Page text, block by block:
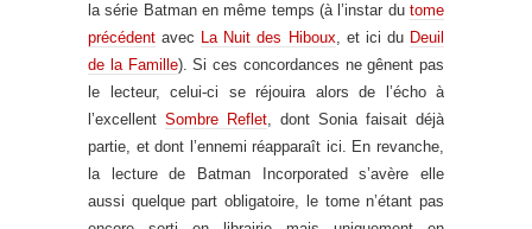
la série Batman en même temps (à l’instar du tome
précédent avec La Nuit des Hiboux, et ici du Deuil
de la Famille). Si ces concordances ne gênent pas
le lecteur, celui-ci se réjouira alors de l’écho à
l’excellent Sombre Reflet, dont Sonia faisait déjà
partie, et dont l’ennemi réapparaît ici. En revanche,
la lecture de Batman Incorporated s’avère elle
aussi quelque part obligatoire, le tome n’étant pas